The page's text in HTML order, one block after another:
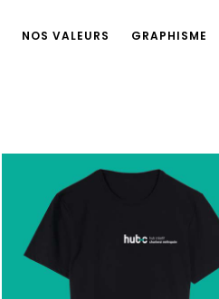
NOS VALEURS GRAPHISME